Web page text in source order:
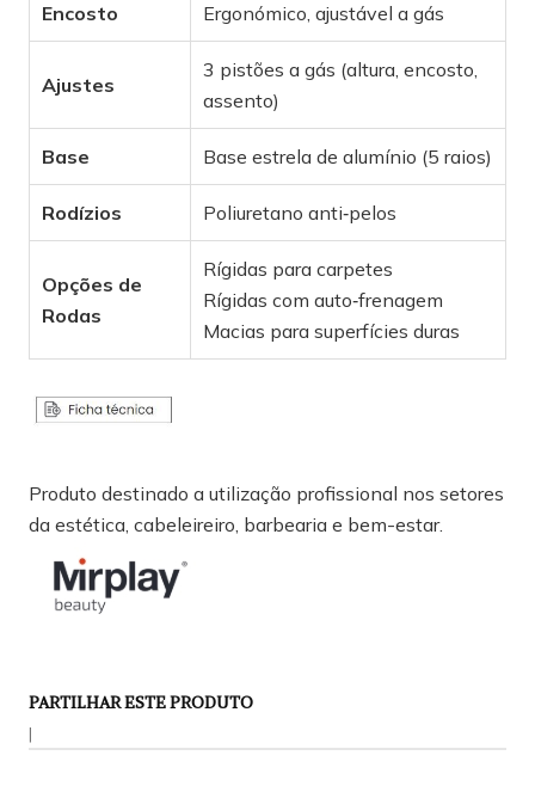
Encosto Ergonómico, ajustável a gás
Ajustes
3 pistões a gás (altura, encosto,
assento)
Base Base estrela de alumínio (5 raios)
Rodízios Poliuretano anti‑pelos
Opções de
Rodas
Rígidas para carpetes
Rígidas com auto‑frenagem
Macias para superfícies duras
Produto destinado a utilização profissional nos setores
da estética, cabeleireiro, barbearia e bem-estar.
PARTILHAR ESTE PRODUTO
|